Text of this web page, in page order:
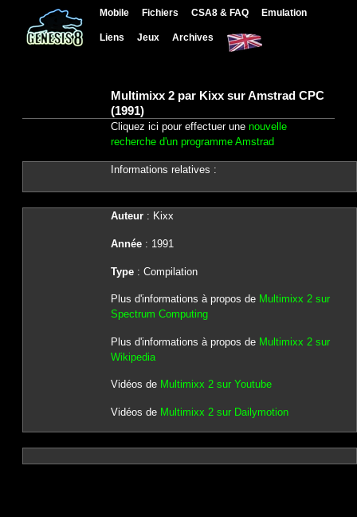
Mobile Fichiers CSA8 & FAQ Emulation
Liens Jeux Archives
Multimixx 2 par Kixx sur Amstrad CPC
(1991)
Cliquez ici pour effectuer une nouvelle
recherche d'un programme Amstrad
Informations relatives :
Auteur: Kixx
Année: 1991
Type: Compilation
Plus d'informations à propos de Multimixx 2 sur
Spectrum Computing
Plus d'informations à propos de Multimixx 2 sur
Wikipedia
Vidéos de Multimixx 2 sur Youtube
Vidéos de Multimixx 2 sur Dailymotion